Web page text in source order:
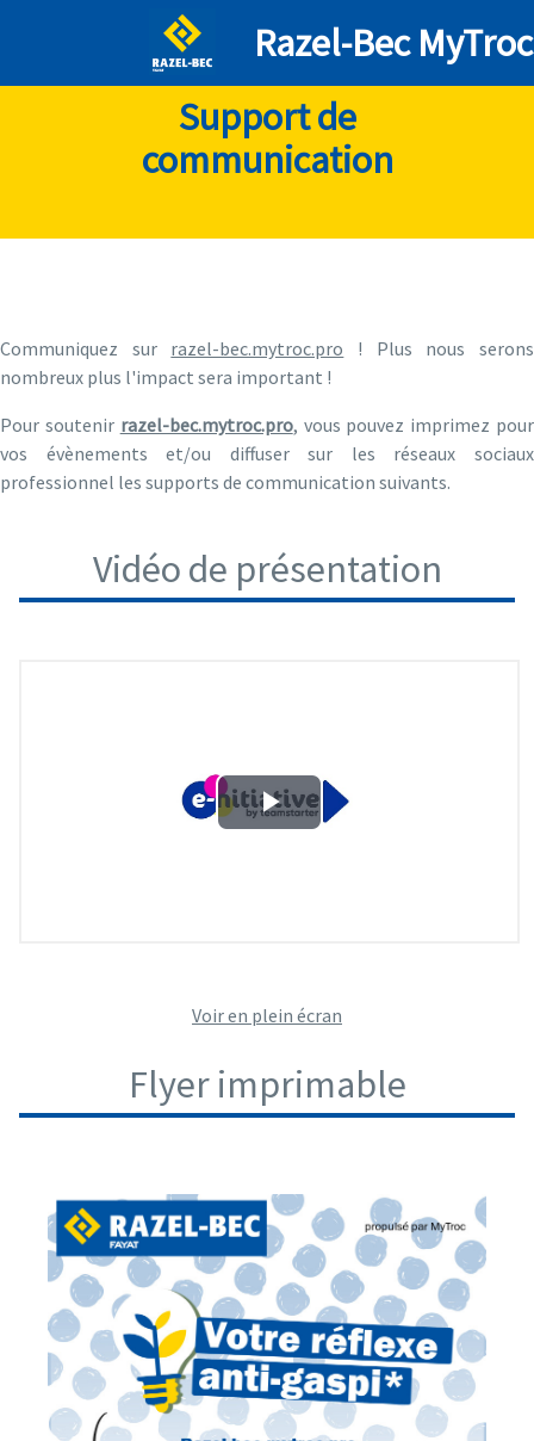
Razel-Bec MyTroc
Support de
communication
Communiquez sur razel-bec.mytroc.pro ! Plus nous serons
nombreux plus l'impact sera important !
Pour soutenir razel-bec.mytroc.pro, vous pouvez imprimez pour
vos évènements et/ou diffuser sur les réseaux sociaux
professionnel les supports de communication suivants.
Vidéo de présentation
Voir en plein écran
Flyer imprimable